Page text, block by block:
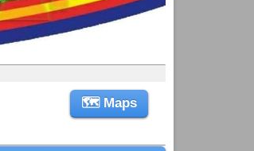
🗺 Maps